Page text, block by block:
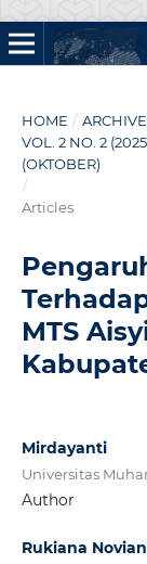
HOME /
VOL. 2 NO. 2
(OKTOBER)
/
Articles
MTS
Mirdayanti
Universitas
Author
Rukiana